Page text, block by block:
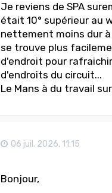
Je reviens de SPA
était 10° supérieur au
nettement moins dur
se trouve plus
d'endroit pour
d'endroits du circuit...
Le Mans à du travail
06 juil. 2026, 11:15
Bonjour,